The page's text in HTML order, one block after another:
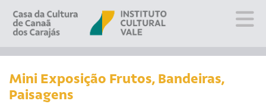
Sobre
Mini Exposição Frutos, Bandeiras,
Paisagens